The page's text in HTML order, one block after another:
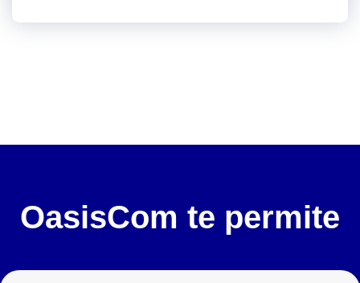
OasisCom te permite